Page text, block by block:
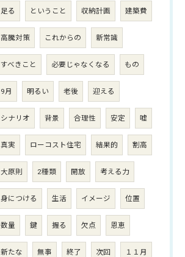
足る ということ 収納計画 建築費
高騰対策 これからの 新常識
すべきこと 必要じゃなくなる もの
9月 明るい 老後 迎える
シナリオ 背景 合理性 安定 嘘
真実 ローコスト住宅 結果的 割高
大原則 2種類 開放 考える力
身につける 生活 イメージ 位置
数量 鍵 握る 欠点 恩恵
新たな 無事 終了 次回 １１月